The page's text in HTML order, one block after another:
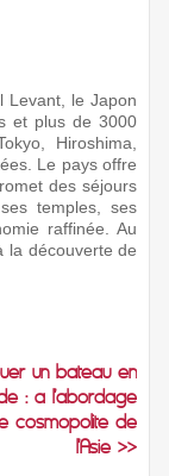
Levant, le Japon
et plus de 3000
Hiroshima,
Le pays offre
des séjours
temples, ses
raffinée. Au
la découverte de
un bateau en
: à l’abordage
cosmopolite de
l’Asie >>